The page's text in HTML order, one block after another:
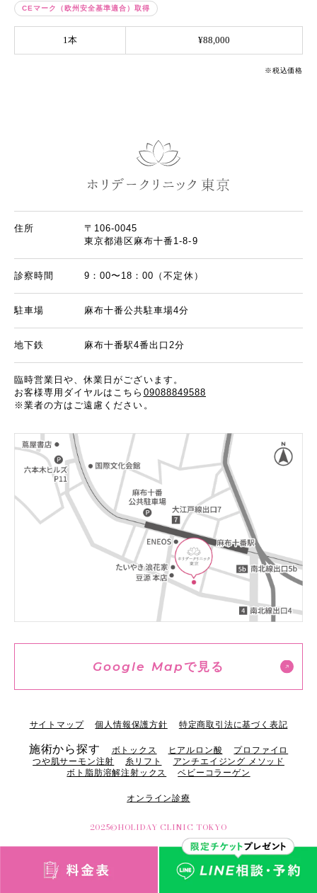
CEマーク（欧州安全基準適合）取得
1本 ¥88,000
※税込価格
住所
〒106-0045
東京都港区麻布十番1-8-9
診察時間 9：00〜18：00（不定休）
駐車場 麻布十番公共駐車場4分
地下鉄 麻布十番駅4番出口2分
臨時営業日や、休業日がございます。
お客様専用ダイヤルはこちら 09088849588
※業者の方はご遠慮ください。
Google Map で見る
サイトマップ 個人情報保護方針 特定商取引法に基づく表記
施術から探す ボトックス ヒアルロン酸
プロファイロ
つや肌サーモン注射
糸リフト
アンチエイジング メソッド
ボト脂肪溶解注射ックス
ベビーコラーゲン
オンライン診療
2025©HOLIDAY CLINIC TOKYO